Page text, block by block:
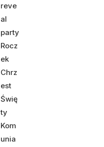
reve
al
party
Rocz
ek
Chrz
est
Świę
ty
Kom
unia